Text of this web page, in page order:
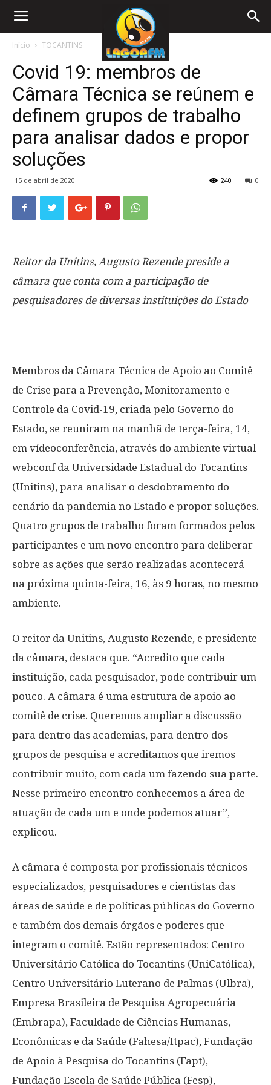
Início TOCANTINS
Covid 19: membros de
Câmara Técnica se reúnem e
definem grupos de trabalho
para analisar dados e propor
soluções
15 de abril de 2020 0
240
Reitor da Unitins, Augusto Rezende preside a
câmara que conta com a participação de
pesquisadores de diversas instituições do Estado
Membros da Câmara Técnica de Apoio ao Comitê
de Crise para a Prevenção, Monitoramento e
Controle da Covid-19, criada pelo Governo do
Estado, se reuniram na manhã de terça-feira, 14,
em vídeoconferência, através do ambiente virtual
webconf da Universidade Estadual do Tocantins
(Unitins), para analisar o desdobramento do
cenário da pandemia no Estado e propor soluções.
Quatro grupos de trabalho foram formados pelos
participantes e um novo encontro para deliberar
sobre as ações que serão realizadas acontecerá
na próxima quinta-feira, 16, às 9 horas, no mesmo
ambiente.
O reitor da Unitins, Augusto Rezende, e presidente
da câmara, destaca que. “Acredito que cada
instituição, cada pesquisador, pode contribuir um
pouco. A câmara é uma estrutura de apoio ao
comitê de crise. Queremos ampliar a discussão
para dentro das academias, para dentro dos
grupos de pesquisa e acreditamos que iremos
contribuir muito, com cada um fazendo sua parte.
Nesse primeiro encontro conhecemos a área de
atuação de cada um e onde podemos atuar”,
explicou.
A câmara é composta por profissionais técnicos
especializados, pesquisadores e cientistas das
áreas de saúde e de políticas públicas do Governo
e também dos demais órgãos e poderes que
integram o comitê. Estão representados: Centro
Universitário Católica do Tocantins (UniCatólica),
Centro Universitário Luterano de Palmas (Ulbra),
Empresa Brasileira de Pesquisa Agropecuária
(Embrapa), Faculdade de Ciências Humanas,
Econômicas e da Saúde (Fahesa/Itpac), Fundação
de Apoio à Pesquisa do Tocantins (Fapt),
Fundação Escola de Saúde Pública (Fesp),